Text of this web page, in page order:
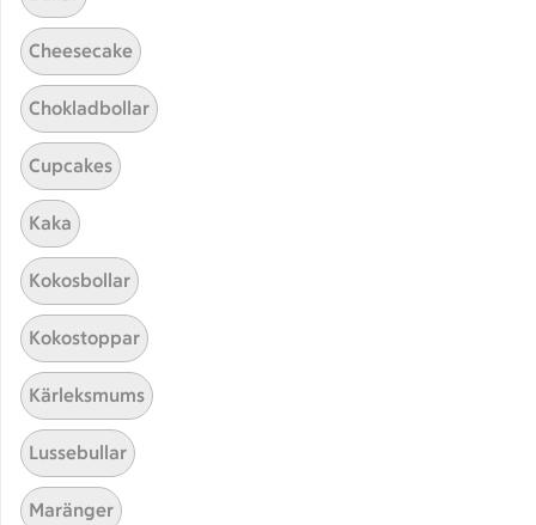
Hittade inget recept
Testa att söka på något nytt, eller ta bort något av
Mousse
Cheesecake
Chokladbollar
Cupcakes
Kaka
Kokosbollar
Kokostoppar
Kärleksmums
Lussebullar
Maränger